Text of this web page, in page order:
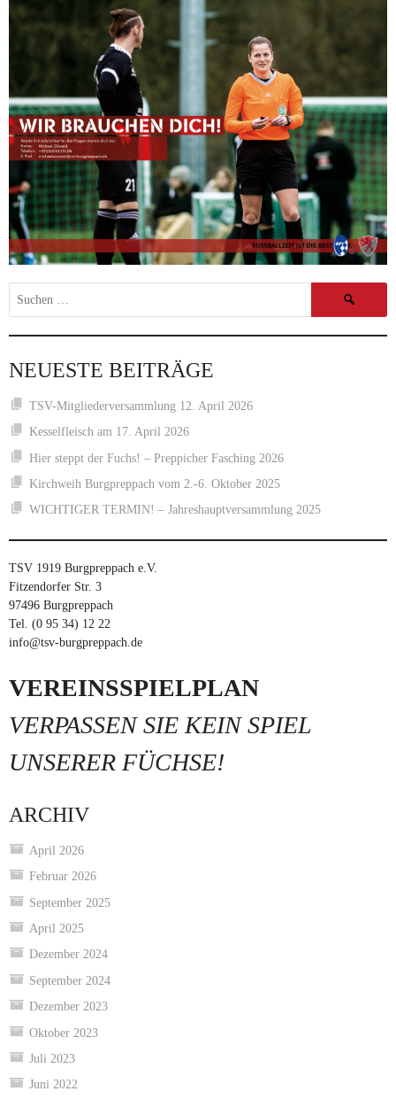
NEUESTE BEITRÄGE
TSV-Mitgliederversammlung 12. April 2026
Kesselfleisch am 17. April 2026
Hier steppt der Fuchs! – Preppicher Fasching 2026
Kirchweih Burgpreppach vom 2.-6. Oktober 2025
WICHTIGER TERMIN! – Jahreshauptversammlung 2025
TSV 1919 Burgpreppach e.V.
Fitzendorfer Str. 3
97496 Burgpreppach
Tel. (0 95 34) 12 22
info@tsv-burgpreppach.de
VEREINSSPIELPLAN
VERPASSEN SIE KEIN SPIEL
UNSERER FÜCHSE!
ARCHIV
April 2026
Februar 2026
September 2025
April 2025
Dezember 2024
September 2024
Dezember 2023
Oktober 2023
Juli 2023
Juni 2022